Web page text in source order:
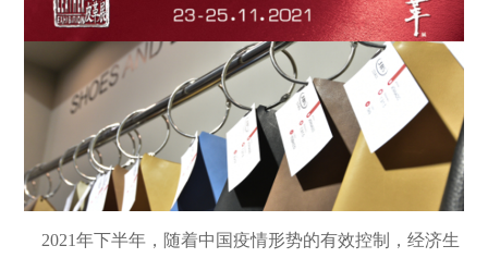
2021年下半年，随着中国疫情形势的有效控制，经济生